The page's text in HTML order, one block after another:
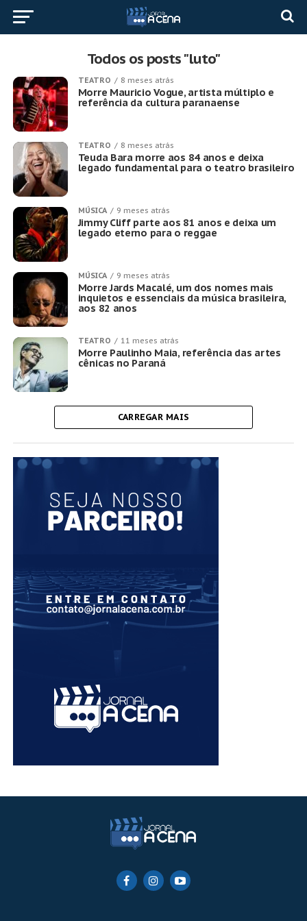
Todos os posts "luto"
TEATRO 8 meses atrás
Morre Mauricio Vogue, artista múltiplo e
referência da cultura paranaense
TEATRO 8 meses atrás
Teuda Bara morre aos 84 anos e deixa
legado fundamental para o teatro brasileiro
MÚSICA 9 meses atrás
Jimmy Cliff parte aos 81 anos e deixa um
legado eterno para o reggae
MÚSICA 9 meses atrás
Morre Jards Macalé, um dos nomes mais
inquietos e essenciais da música brasileira,
aos 82 anos
TEATRO 11 meses atrás
Morre Paulinho Maia, referência das artes
cênicas no Paraná
CARREGAR MAIS